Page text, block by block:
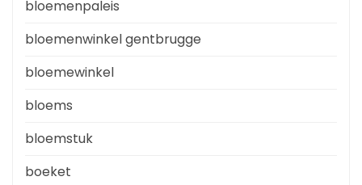
bloemenpaleis
bloemenwinkel gentbrugge
bloemewinkel
bloems
bloemstuk
boeket